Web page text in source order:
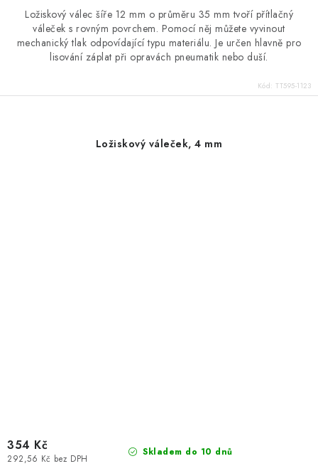
Ložiskový válec šíře 12 mm o průměru 35 mm tvoří přítlačný
váleček s rovným povrchem. Pomocí něj můžete vyvinout
mechanický tlak odpovídající typu materiálu. Je určen hlavně pro
lisování záplat při opravách pneumatik nebo duší.
Kód: TT595-1123
Ložiskový váleček, 4 mm
Skladem do 10 dnů
292,56 Kč bez DPH
354 Kč